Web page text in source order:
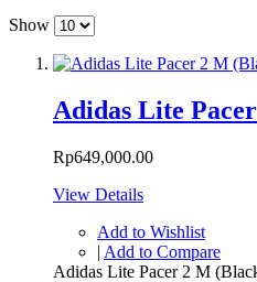
Show
Adidas Lite
Rp649,000.00
View Details
Add to Wishlist
| Add to Compare
Adidas Lite Pacer 2 M